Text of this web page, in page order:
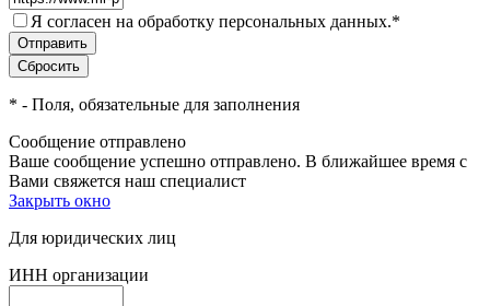
Я согласен на обработку персональных данных.*
* - Поля, обязательные для заполнения
Сообщение отправлено
Ваше сообщение успешно отправлено. В ближайшее время с
Вами свяжется наш специалист
Закрыть окно
Для юридических лиц
ИНН организации